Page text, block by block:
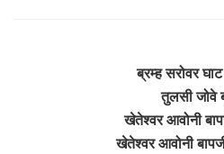
ब्रम्ह सरोवर
तुलसी जोवे
खेतेश्वर आवोनी
खेतेश्वर आवोनी